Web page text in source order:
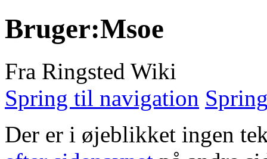
Bruger:Msoe
Fra Ringsted Wiki
Spring til navigation
Der er i øjeblikket ingen